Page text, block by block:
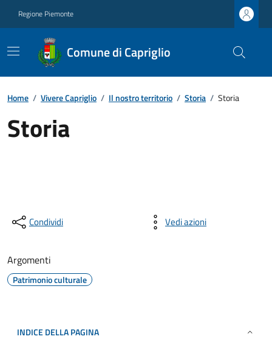
Regione Piemonte
Comune di Capriglio
Home / Vivere Capriglio / Il nostro territorio / Storia / Storia
Storia
Condividi Vedi azioni
Argomenti
Patrimonio culturale
INDICE DELLA PAGINA